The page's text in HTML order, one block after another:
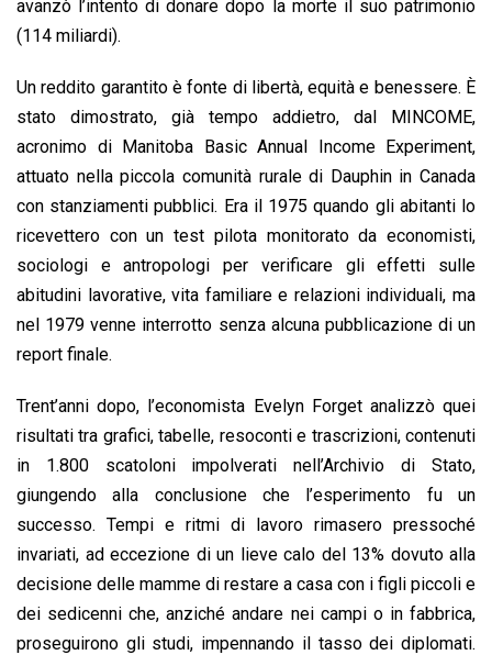
avanzò l’intento di donare dopo la morte il suo patrimonio
(114 miliardi).
Un reddito garantito è fonte di libertà, equità e benessere. È
stato dimostrato, già tempo addietro, dal MINCOME,
acronimo di Manitoba Basic Annual Income Experiment,
attuato nella piccola comunità rurale di Dauphin in Canada
con stanziamenti pubblici. Era il 1975 quando gli abitanti lo
ricevettero con un test pilota monitorato da economisti,
sociologi e antropologi per verificare gli effetti sulle
abitudini lavorative, vita familiare e relazioni individuali, ma
nel 1979 venne interrotto senza alcuna pubblicazione di un
report finale.
Trent’anni dopo, l’economista Evelyn Forget analizzò quei
risultati tra grafici, tabelle, resoconti e trascrizioni, contenuti
in 1.800 scatoloni impolverati nell’Archivio di Stato,
giungendo alla conclusione che l’esperimento fu un
successo. Tempi e ritmi di lavoro rimasero pressoché
invariati, ad eccezione di un lieve calo del 13% dovuto alla
decisione delle mamme di restare a casa con i figli piccoli e
dei sedicenni che, anziché andare nei campi o in fabbrica,
proseguirono gli studi, impennando il tasso dei diplomati.